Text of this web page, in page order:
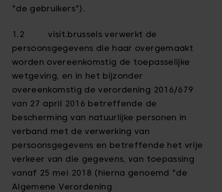
"de gebruikers").
1.2 visit.brussels verwerkt de
persoonsgegevens die haar overgemaakt
worden overeenkomstig de toepasselijke
wetgeving, en in het bijzonder
overeenkomstig de verordening 2016/679
van 27 april 2016 betreffende de
bescherming van natuurlijke personen in
verband met de verwerking van
persoonsgegevens en betreffende het vrije
verkeer van die gegevens, van toepassing
vanaf 25 mei 2018 (hierna genoemd "de
Algemene Verordening